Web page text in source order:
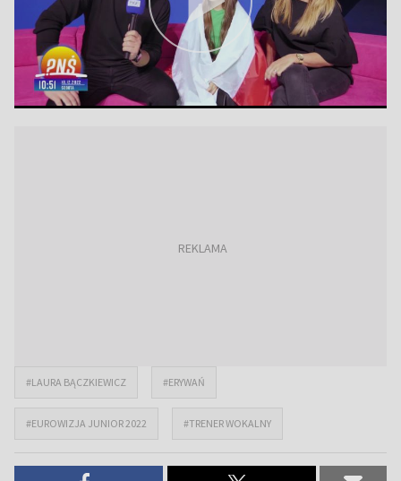
#LAURA BĄCZKIEWICZ #ERYWAŃ
#EUROWIZJA JUNIOR 2022 #TRENER WOKALNY